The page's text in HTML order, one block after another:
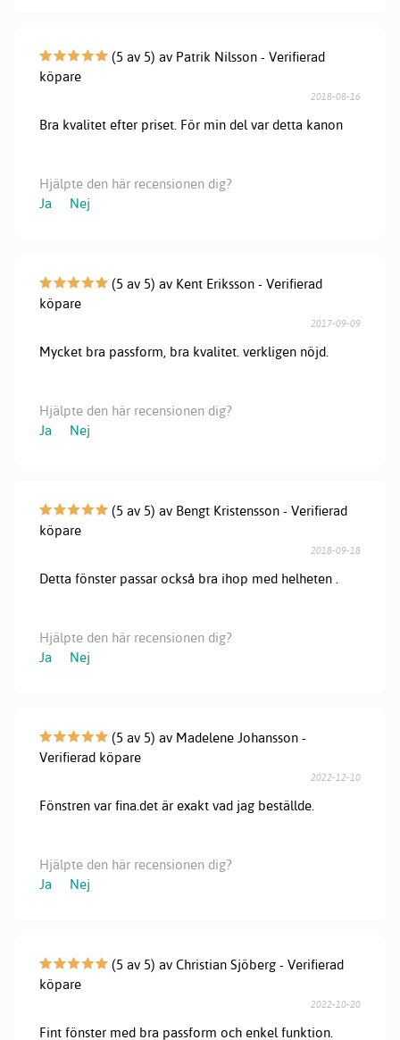
(5 av 5) av Patrik Nilsson - Verifierad
köpare
2018-08-16
Bra kvalitet efter priset. För min del var detta kanon
Hjälpte den här recensionen dig?
Ja
Nej
(5 av 5) av Kent Eriksson - Verifierad
köpare
2017-09-09
Mycket bra passform, bra kvalitet. verkligen nöjd.
Hjälpte den här recensionen dig?
Ja
Nej
(5 av 5) av Bengt Kristensson - Verifierad
köpare
2018-09-18
Detta fönster passar också bra ihop med helheten .
Hjälpte den här recensionen dig?
Ja
Nej
(5 av 5) av Madelene Johansson -
Verifierad köpare
2022-12-10
Fönstren var fina.det är exakt vad jag beställde.
Hjälpte den här recensionen dig?
Ja
Nej
(5 av 5) av Christian Sjöberg - Verifierad
köpare
2022-10-20
Fint fönster med bra passform och enkel funktion.